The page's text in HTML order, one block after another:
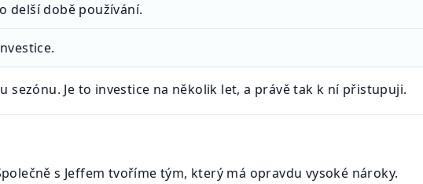
delší době používání.
sezónu. Je to investice na několik let, a právě tak k ní přistupuji.
s Jeffem tvoříme tým, který má opravdu vysoké nároky.